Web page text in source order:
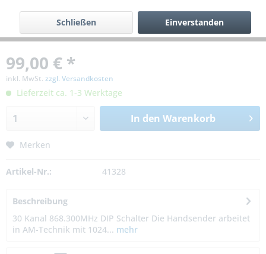
99,00 € *
inkl. MwSt. zzgl. Versandkosten
Lieferzeit ca. 1-3 Werktage
In den Warenkorb
Merken
Artikel-Nr.: 41328
Beschreibung
30 Kanal 868.300MHz DIP Schalter Die Handsender arbeitet
in AM-Technik mit 1024... mehr
Einverstanden
Schließen